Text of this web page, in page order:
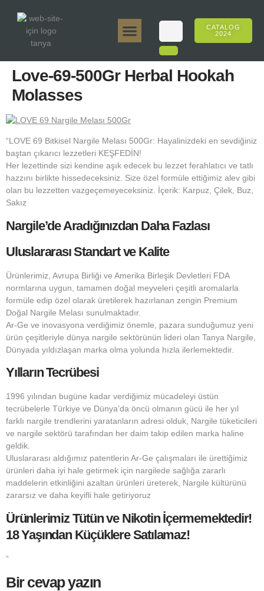
CATALOG
2024
Love-69-500Gr Herbal Hookah
Molasses
“LOVE 69 Bitkisel Nargile Melası 500Gr: Hayalinizdeki en sevdiğiniz
baştan çıkarıcı lezzetleri KEŞFEDİN!
Her lezettinde sizi kendine aşık edecek bu lezzet ferahlatıcı ve tatlı
hazzını birlikte hissedeceksiniz. Size özel formüle ettiğimiz alev gibi
olan bu lezzetten vazgeçemeyeceksiniz. İçerik: Karpuz, Çilek, Buz,
Sakız
Nargile’de Aradığınızdan Daha Fazlası
Uluslararası Standart ve Kalite
Ürünlerimiz, Avrupa Birliği ve Amerika Birleşik Devletleri FDA
normlarına uygun, tamamen doğal meyveleri çeşitli aromalarla
formüle edip özel olarak üretilerek hazırlanan zengin Premium
Doğal Nargile Melası sunulmaktadır.
Ar-Ge ve inovasyona verdiğimiz önemle, pazara sunduğumuz yeni
ürün çeşitleriyle dünya nargile sektörünün lideri olan Tanya Nargile,
Dünyada yıldızlaşan marka olma yolunda hızla ilerlemektedir.
Yılların Tecrübesi
1996 yılından bugüne kadar verdiğimiz mücadeleyi üstün
tecrübelerle Türkiye ve Dünya’da öncü olmanın gücü ile her yıl
farklı nargile trendlerini yaratanların adresi olduk, Nargile tüketicileri
ve nargile sektörü tarafından her daim takip edilen marka haline
geldik.
Uluslararası aldığımız patentlerin Ar-Ge çalışmaları ile ürettiğimiz
ürünleri daha iyi hale getirmek için nargilede sağlığa zararlı
maddelerin etkinliğini azaltan ürünleri üreterek, Nargile kültürünü
zararsız ve daha keyifli hale getiriyoruz
Ürünlerimiz Tütün ve Nikotin İçermemektedir!
18 Yaşından Küçüklere Satılamaz!
“
Bir cevap yazın